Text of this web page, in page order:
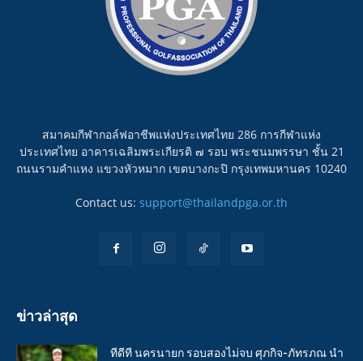
สมาคมกีฬากอล์ฟอาชีพแห่งประเทศไทย 286 การกีฬาแห่ง
ประเทศไทย อาคารเฉลิมพระเกียรติ ๗ รอบ พระชนมพรรษา ชั้น 21
ถนนรามคำแหง แขวงหัวหมาก เขตบางกะปิ กรุงเทพมหานคร 10240
Contact us: support@thailandpga.or.th
ข่าวล่าสุด
ทีดีที นครนายก รอบสองไม่จบ ศุภกิจ-ภัทรภณ นำ